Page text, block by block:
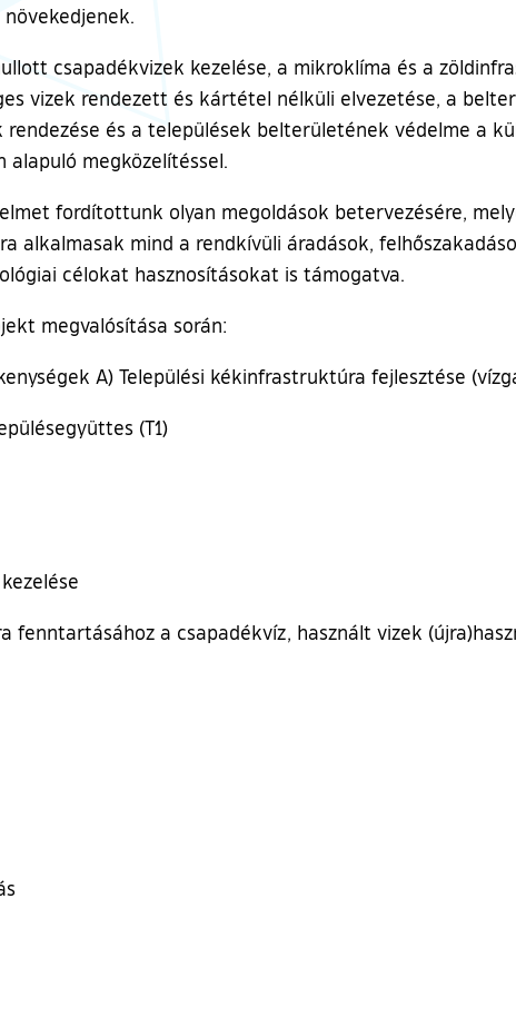
csapadékvizek kezelése, a mikroklíma és a
vizek rendezett és kártétel nélküli elvezetése, a
rendezése és a települések belterületének védelme a
alapuló megközelítéssel.
fordítottunk olyan megoldások betervezésére,
alkalmasak mind a rendkívüli áradások,
célokat hasznosításokat is támogatva.
megvalósítása során:
A) Települési kékinfrastruktúra fejlesztése
(T1)
a csapadékvíz, használt vizek